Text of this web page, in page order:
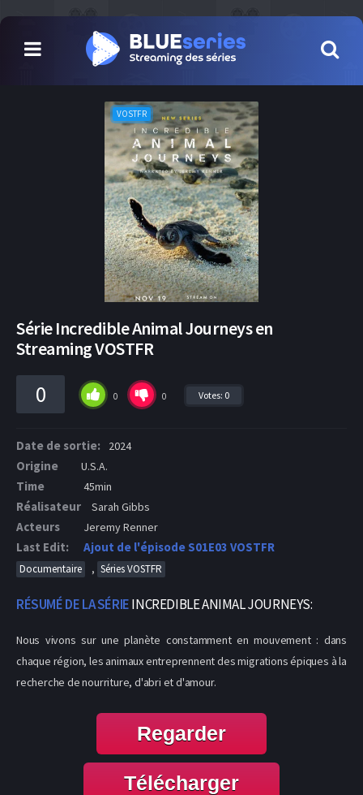
VOSTFR
Série Incredible Animal Journeys en
Streaming VOSTFR
0 0 0 Votes: 0
Date de sortie: 2024
Origine U.S.A.
Time 45min
Réalisateur Sarah Gibbs
Acteurs Jeremy Renner
Last Edit: Ajout de l'épisode S01E03 VOSTFR
Documentaire , Séries VOSTFR
RÉSUMÉ DE LA SÉRIEINCREDIBLE ANIMAL JOURNEYS:
Nous vivons sur une planète constamment en mouvement : dans
chaque région, les animaux entreprennent des migrations épiques à la
recherche de nourriture, d'abri et d'amour.
Regarder
Télécharger